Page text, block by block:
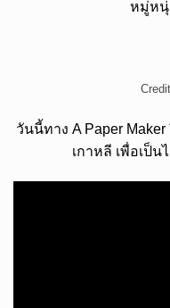
หมู่หนุ่
วันนี้ทาง A Paper
เกาหลี เพื่อเป็